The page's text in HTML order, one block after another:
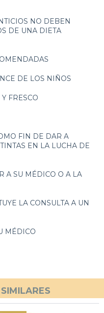
NO DEBEN
DE UNA DIETA
DE LOS NIÑOS
FRESCO
FIN DE DAR A
EN LA LUCHA DE
A SU MÉDICO O A LA
LA CONSULTA A UN
MÉDICO